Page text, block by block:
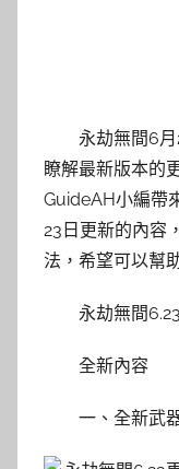
永劫無間6
瞭解最新版本的
GuideAH小編帶
23日更新的內容
法，希望可以幫
永劫無間
全新內容
一、全新武